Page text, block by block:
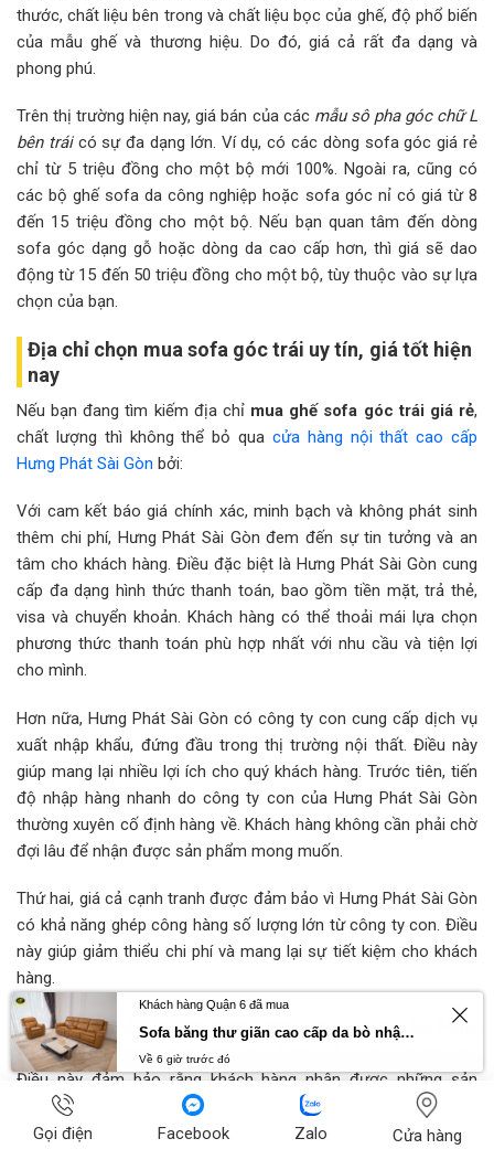
thước, chất liệu bên trong và chất liệu bọc của ghế, độ phổ biến
của mẫu ghế và thương hiệu. Do đó, giá cả rất đa dạng và
phong phú.
Trên thị trường hiện nay, giá bán của các mẫu sô pha góc chữ L
bên tráicó sự đa dạng lớn. Ví dụ, có các dòng sofa góc giá rẻ
chỉ từ 5 triệu đồng cho một bộ mới 100%. Ngoài ra, cũng có
các bộ ghế sofa da công nghiệp hoặc sofa góc nỉ có giá từ 8
đến 15 triệu đồng cho một bộ. Nếu bạn quan tâm đến dòng
sofa góc dạng gỗ hoặc dòng da cao cấp hơn, thì giá sẽ dao
động từ 15 đến 50 triệu đồng cho một bộ, tùy thuộc vào sự lựa
chọn của bạn.
Địa chỉ chọn mua sofa góc trái uy tín, giá tốt hiện
nay
Nếu bạn đang tìm kiếm địa chỉ mua ghế sofa góc trái giá rẻ,
chất lượng thì không thể bỏ qua cửa hàng nội thất cao cấp
Hưng Phát Sài Gòn bởi:
Với cam kết báo giá chính xác, minh bạch và không phát sinh
thêm chi phí, Hưng Phát Sài Gòn đem đến sự tin tưởng và an
tâm cho khách hàng. Điều đặc biệt là Hưng Phát Sài Gòn cung
cấp đa dạng hình thức thanh toán, bao gồm tiền mặt, trả thẻ,
visa và chuyển khoản. Khách hàng có thể thoải mái lựa chọn
phương thức thanh toán phù hợp nhất với nhu cầu và tiện lợi
cho mình.
Hơn nữa, Hưng Phát Sài Gòn có công ty con cung cấp dịch vụ
xuất nhập khẩu, đứng đầu trong thị trường nội thất. Điều này
giúp mang lại nhiều lợi ích cho quý khách hàng. Trước tiên, tiến
độ nhập hàng nhanh do công ty con của Hưng Phát Sài Gòn
thường xuyên cố định hàng về. Khách hàng không cần phải chờ
đợi lâu để nhận được sản phẩm mong muốn.
Thứ hai, giá cả cạnh tranh được đảm bảo vì Hưng Phát Sài Gòn
có khả năng ghép công hàng số lượng lớn từ công ty con. Điều
này giúp giảm thiểu chi phí và mang lại sự tiết kiệm cho khách
hàng.
Quan trọng nhất, với việc không thông qua bên thứ ba, Hưng
Phát Sài Gòn kiểm soát được chất lượng và rủi ro vận chuyển.
Điều này đảm bảo rằng khách hàng nhận được những sản
phẩm chất lượng cao và không gặp phải các vấn đề không
mong muốn trong quá trình vận chuyển. Với những lợi thế trên,
Gọi điện Facebook Zalo Cửa hàng
Khách hàng Quận 6 đã mua
Sofa băng thư giãn cao cấp da bò nhập khẩu Primo U70797HM
Về 6 giờ trước đó